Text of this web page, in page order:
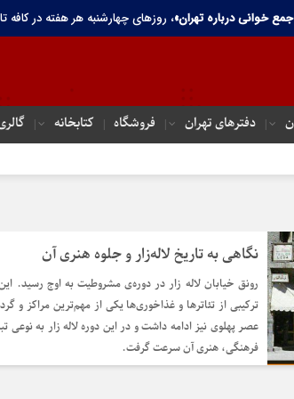
خوانی درباره تهران»، روزهای چهارشنبه هر هفته در کافه
دفترهای تهران‌ فروشگاه کتابخانه
سسک
نگاهی به تاریخ لاله‌زار و جلوه هنری آن
رونق خیابان لاله زار در دوره‌ی مشروطیت به اوج رسید.
ترکیبی از تئاترها و غذاخوری‌ها یکی از مهم‌ترین مراکز و
عصر پهلوی نیز ادامه داشت و در این دوره لاله زار به نوعی
فرهنگی، هنری آن سرعت گرفت.